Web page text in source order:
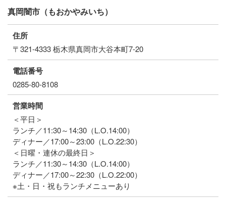
真岡闇市（もおかやみいち）
住所
〒321-4333 栃木県真岡市大谷本町7-20
電話番号
0285-80-8108
営業時間
＜平日＞
ランチ／11:30～14:30（L.O.14:00）
ディナー／17:00～23:00（L.O.22:30）
＜日曜・連休の最終日＞
ランチ／11:30～14:30（L.O.14:00）
ディナー／17:00～22:30（L.O.22:00）
※土・日・祝もランチメニューあり